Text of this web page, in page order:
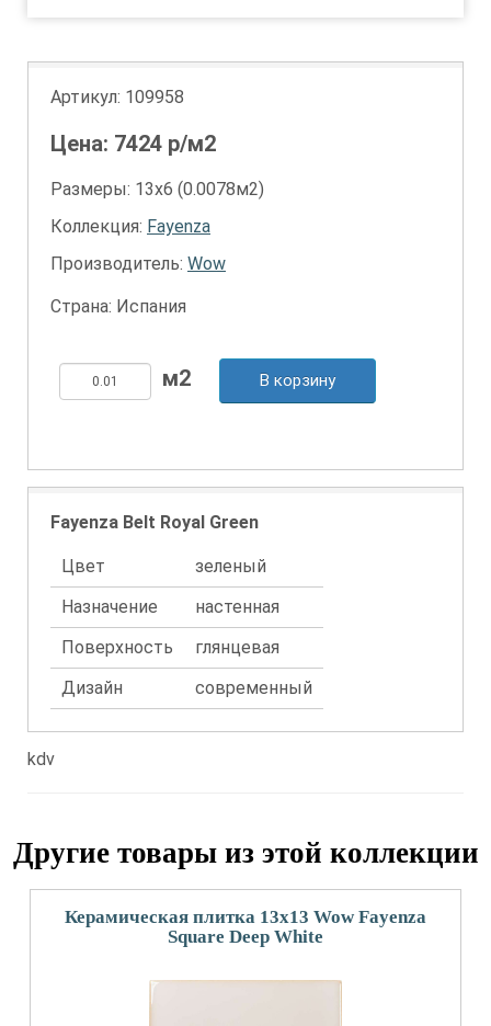
Артикул: 109958
Цена: 7424 р/м2
Размеры: 13х6 (0.0078м2)
Коллекция: Fayenza
Производитель: Wow
Страна: Испания
В корзину
Fayenza Belt Royal Green
Цвет
зеленый
Назначение
настенная
Поверхность
глянцевая
Дизайн
современный
kdv
Другие товары из этой коллекции
Керамическая плитка 13x13 Wow Fayenza
Square Deep White